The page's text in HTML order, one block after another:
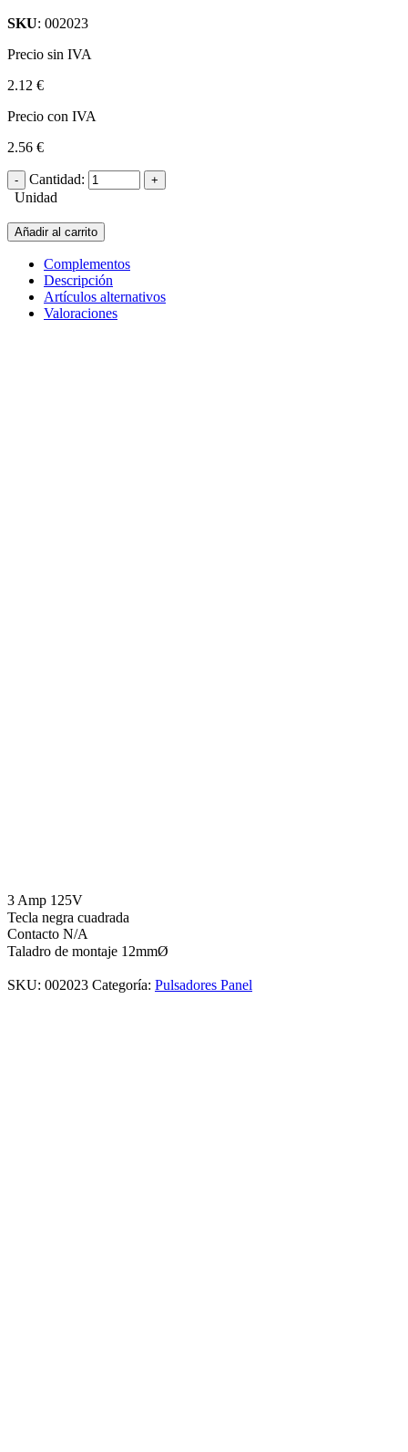
SKU: 002023
Precio sin IVA
2.12 €
Precio con IVA
2.56 €
Cantidad:
Unidad
Añadir al carrito
Complementos
Descripción
Artículos alternativos
Valoraciones
3 Amp 125V
Tecla negra cuadrada
Contacto N/A
Taladro de montaje 12mmØ
SKU: 002023 Categoría: Pulsadores Panel